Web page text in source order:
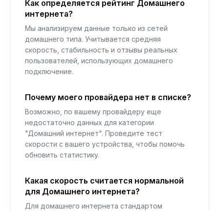
Как определяется рейтинг Домашнего
интернета?
Мы анализируем данные только из сетей
домашнего типа. Учитывается средняя
скорость, стабильность и отзывы реальных
пользователей, использующих домашнего
подключение.
Почему моего провайдера нет в списке?
Возможно, по вашему провайдеру еще
недостаточно данных для категории
"Домашний интернет". Проведите тест
скорости с вашего устройства, чтобы помочь
обновить статистику.
Какая скорость считается нормальной
для Домашнего интернета?
Для домашнего интернета стандартом